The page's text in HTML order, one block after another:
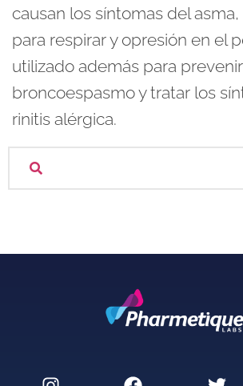
causan los síntomas del
para respirar y opresión en el
utilizado además para prevenir
broncoespasmo y tratar los
rinitis alérgica.